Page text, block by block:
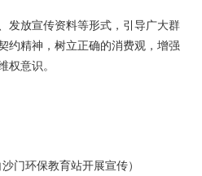
发放宣传资料等形式，引导广大群
约精神，树立正确的消费观，增强
意识。
沙门环保教育站开展宣传）